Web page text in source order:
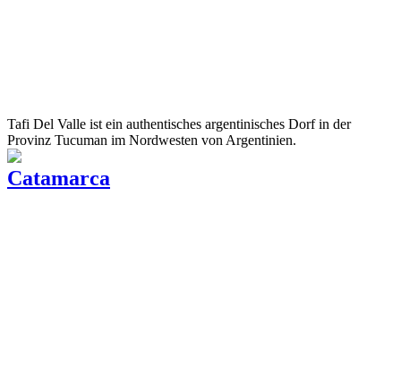
Tafi Del Valle ist ein authentisches argentinisches Dorf in der
Provinz Tucuman im Nordwesten von Argentinien.
Catamarca